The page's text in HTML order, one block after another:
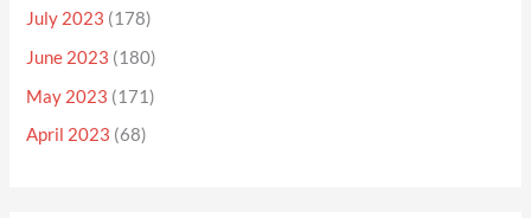
July 2023 (178)
June 2023 (180)
May 2023 (171)
April 2023 (68)